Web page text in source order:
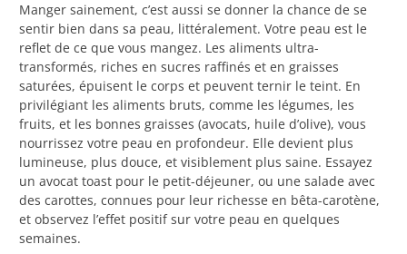
Manger sainement, c’est aussi se donner la chance de se
sentir bien dans sa peau, littéralement. Votre peau est le
reflet de ce que vous mangez. Les aliments ultra-
transformés, riches en sucres raffinés et en graisses
saturées, épuisent le corps et peuvent ternir le teint. En
privilégiant les aliments bruts, comme les légumes, les
fruits, et les bonnes graisses (avocats, huile d’olive), vous
nourrissez votre peau en profondeur. Elle devient plus
lumineuse, plus douce, et visiblement plus saine. Essayez
un avocat toast pour le petit-déjeuner, ou une salade avec
des carottes, connues pour leur richesse en bêta-carotène,
et observez l’effet positif sur votre peau en quelques
semaines.